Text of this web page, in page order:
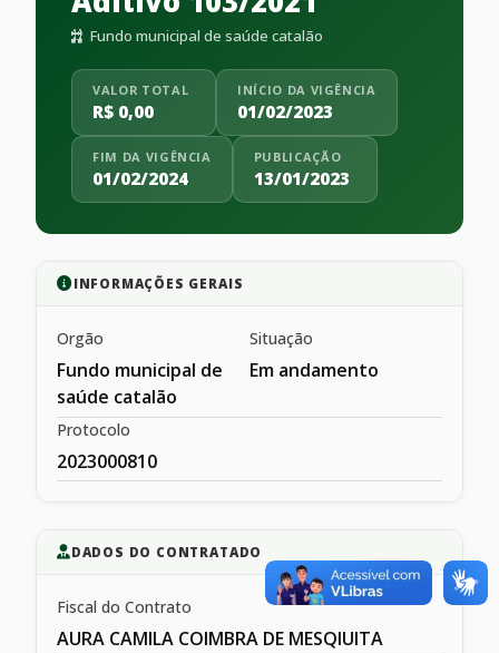
Fundo municipal de saúde catalão
VALOR TOTAL
R$ 0,00
INÍCIO DA VIGÊNCIA
01/02/2023
FIM DA VIGÊNCIA
01/02/2024
PUBLICAÇÃO
13/01/2023
INFORMAÇÕES GERAIS
Orgão
Fundo municipal de
saúde catalão
Situação
Em andamento
Protocolo
2023000810
DADOS DO CONTRATADO
Fiscal do Contrato
AURA CAMILA COIMBRA DE MESQIUITA